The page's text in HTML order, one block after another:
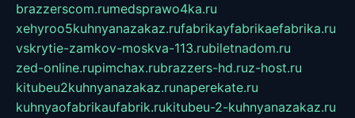
brazzerscom.rumedsprawo4ka.ru
xehyroo5kuhnyanazakaz.rufabrikayfabrikaefabrika.ru
vskrytie-zamkov-moskva-113.rubiletnadom.ru
zed-online.rupimchax.rubrazzers-hd.ruz-host.ru
kitubeu2kuhnyanazakaz.runaperekate.ru
kuhnyaofabrikaufabrik.rukitubeu-2-kuhnyanazakaz.ru